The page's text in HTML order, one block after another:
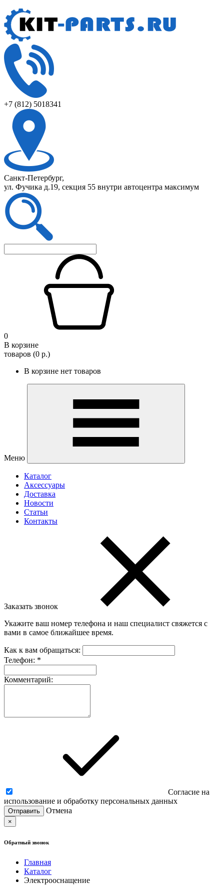
+7 (812) 5018341
Санкт-Петербург,
ул. Фучика д.19, секция 55 внутри автоцентра максимум
0
В корзине
товаров (0 р.)
В корзине нет товаров
Меню
Каталог
Аксессуары
Доставка
Новости
Статьи
Контакты
Заказать звонок
Укажите ваш номер телефона и наш специалист свяжется с
вами в самое ближайшее время.
Как к вам обращаться:
Телефон: *
Комментарий:
Согласие на
использование и обработку персональных данных
Отмена
×
Обратный звонок
Главная
Каталог
Электрооснащение